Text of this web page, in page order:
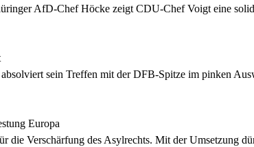
AfD-Chef Höcke zeigt CDU-Chef Voigt eine
sein Treffen mit der DFB-Spitze im pinken
Europa
die Verschärfung des Asylrechts. Mit der Umsetzung